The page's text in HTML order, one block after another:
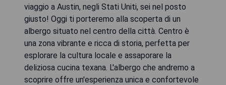
viaggio a Austin, negli Stati Uniti, sei nel posto
giusto! Oggi ti porteremo alla scoperta di un
albergo situato nel centro della città. Centro è
una zona vibrante e ricca di storia, perfetta per
esplorare la cultura locale e assaporare la
deliziosa cucina texana. L'albergo che andremo a
scoprire offre un'esperienza unica e confortevole